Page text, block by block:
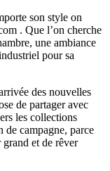
son style on
. Que l’on cherche
une ambiance
pour sa
des nouvelles
de partager avec
les collections
de campagne, parce
et de rêver